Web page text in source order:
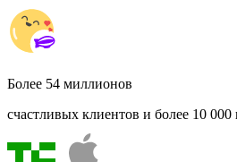
Более 54 миллионов
счастливых клиентов и более 10 000